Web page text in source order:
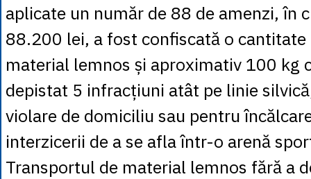
aplicate un număr de 88 de amenzi, în
88.200 lei, a fost confiscată o
material lemnos și aproximativ 100 kg
depistat 5 infracțiuni atât pe linie
violare de domiciliu sau pentru
interzicerii de a se afla într-o arenă
Transportul de material lemnos fără a